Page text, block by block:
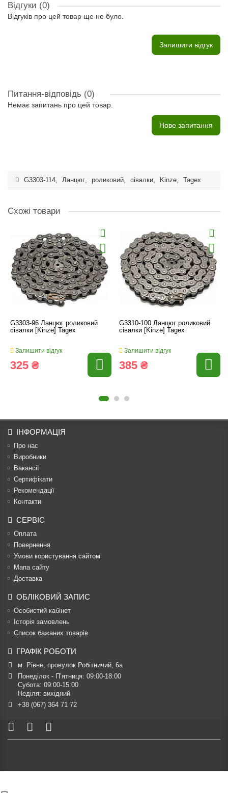
Відгуки (0)
Відгуків про цей товар ще не було.
Залишити відгук
Питання-відповідь (0)
Немає запитань про цей товар.
Нове запитання
G3303-114, Ланцюг, роликовий, сівалки, Kinze, Tagex
Схожі товари
G3303-96 Ланцюг роликовий
сівалки [Kinze] Tagex
Залишити відгук
325 ₴
G3310-100 Ланцюг роликовий
сівалки [Kinze] Tagex
Залишити відгук
385 ₴
ІНФОРМАЦІЯ
Про нас
Виробники
Вакансії
Сертифікати
Рекомендації
Контакти
СЕРВІС
Оплата
Повернення
Умови користування сайтом
Мапа сайту
Доставка
ОБЛІКОВИЙ ЗАПИС
Особистий кабінет
Історія замовлень
Список бажаних товарів
ГРАФІК РОБОТИ
м. Рівне, провулок Робітничий, 6а
Понеділок - П’ятниця: 09:00-18:00
Субота: 09:00-15:00
Неділя: вихідний
+38 (067) 364 71 72